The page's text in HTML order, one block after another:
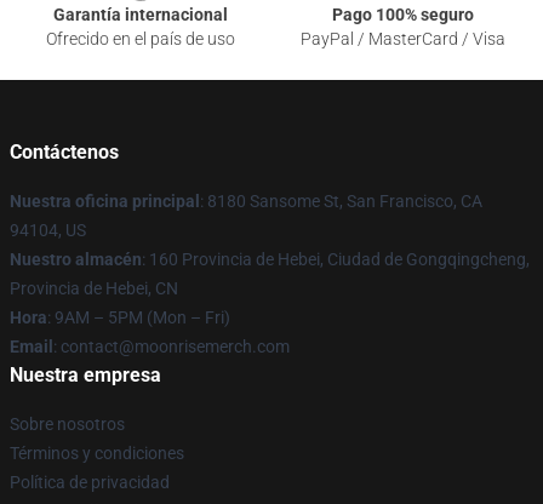
Garantía internacional
Ofrecido en el país de uso
Pago 100% seguro
PayPal / MasterCard / Visa
Contáctenos
Nuestra oficina principal : 8180 Sansome St, San Francisco, CA
94104, US
Nuestro almacén: 160 Provincia de Hebei, Ciudad de Gongqingcheng,
Provincia de Hebei, CN
Hora: 9AM – 5PM (Mon – Fri)
Email : contact@moonrisemerch.com
Nuestra empresa
Sobre nosotros
Términos y condiciones
Política de privacidad